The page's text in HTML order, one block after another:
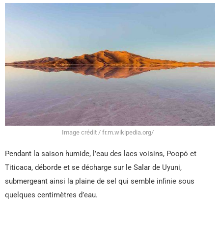
Image crédit / fr.m.wikipedia.org/
Pendant la saison humide, l’eau des lacs voisins, Poopó et
Titicaca, déborde et se décharge sur le Salar de Uyuni,
submergeant ainsi la plaine de sel qui semble infinie sous
quelques centimètres d’eau.